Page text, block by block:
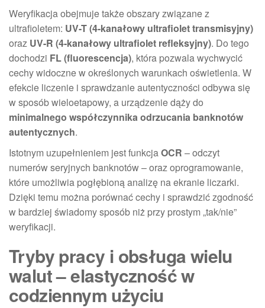
Weryfikacja obejmuje także obszary związane z
ultrafioletem: UV-T (4-kanałowy ultrafiolet transmisyjny)
oraz UV-R (4-kanałowy ultrafiolet refleksyjny). Do tego
dochodzi FL (fluorescencja), która pozwala wychwycić
cechy widoczne w określonych warunkach oświetlenia. W
efekcie liczenie i sprawdzanie autentyczności odbywa się
w sposób wieloetapowy, a urządzenie dąży do
minimalnego współczynnika odrzucania banknotów
autentycznych.
Istotnym uzupełnieniem jest funkcjaOCR – odczyt
numerów seryjnych banknotów – oraz oprogramowanie,
które umożliwia pogłębioną analizę na ekranie liczarki.
Dzięki temu można porównać cechy i sprawdzić zgodność
w bardziej świadomy sposób niż przy prostym „tak/nie”
weryfikacji.
Tryby pracy i obsługa wielu
walut – elastyczność w
codziennym użyciu